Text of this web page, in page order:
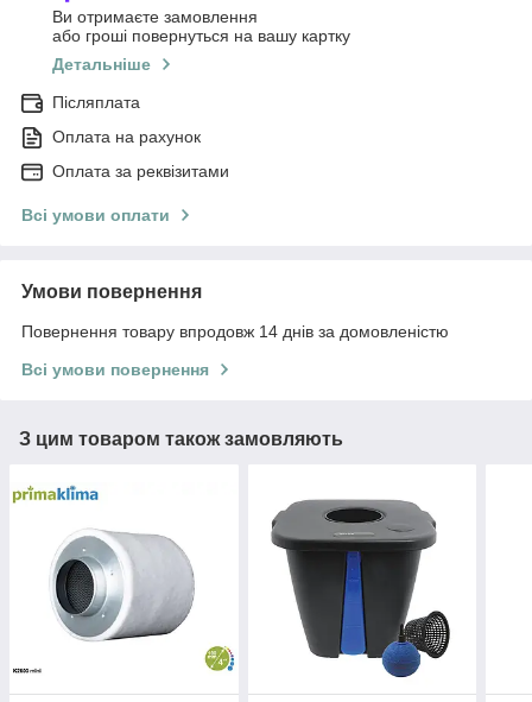
Ви отримаєте замовлення
або гроші повернуться на вашу картку
Детальніше
Післяплата
Оплата на рахунок
Оплата за реквізитами
Всі умови оплати
Умови повернення
Повернення товару впродовж 14 днів за домовленістю
Всі умови повернення
З цим товаром також замовляють